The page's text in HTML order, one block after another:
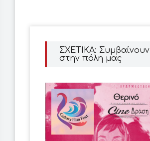
ΣΧΕΤΙΚΑ: Συμβαίνουν
στην πόλη μας